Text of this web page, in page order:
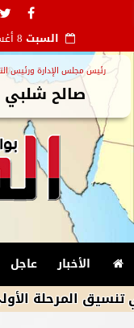
السبت
رئيس مجلس الإدارة ورئيس
صالح شلبي
الأخبار عاجل